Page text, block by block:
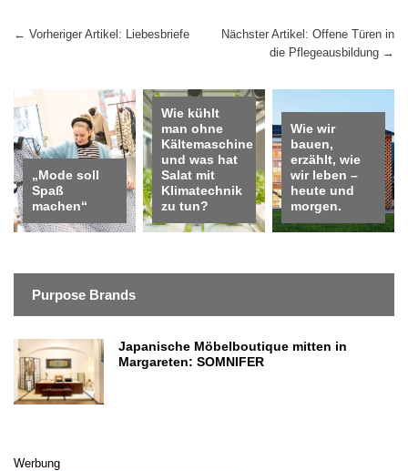
← Vorheriger Artikel: Liebesbriefe
Nächster Artikel: Offene Türen in
die Pflegeausbildung →
„Mode soll
Spaß
machen“
Wie kühlt
man ohne
Kältemaschine
und was hat
Salat mit
Klimatechnik
zu tun?
Wie wir
bauen,
erzählt, wie
wir leben –
heute und
morgen.
Purpose Brands
Japanische Möbelboutique mitten in
Margareten: SOMNIFER
Werbung